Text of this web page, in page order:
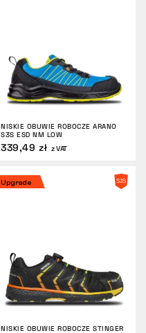
NISKIE OBUWIE ROBOCZE ARANO
S3S ESD NM LOW
339,49 zł z VAT
Upgrade
NISKIE OBUWIE ROBOCZE STINGER